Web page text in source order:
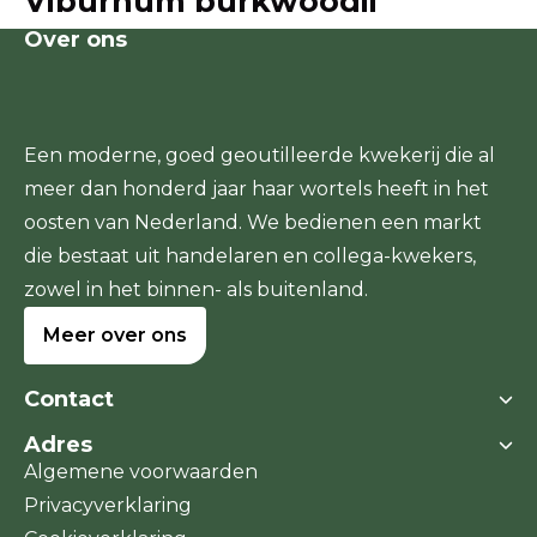
Over ons
Een moderne, goed geoutilleerde kwekerij die al
meer dan honderd jaar haar wortels heeft in het
oosten van Nederland. We bedienen een markt
die bestaat uit handelaren en collega-kwekers,
zowel in het binnen- als buitenland.
Meer over ons
Contact
Boomkwekerij Dedemsvaart
Stegerensallee 11a
Adres
Stegerensallee 11a
7701 PJ Dedemsvaart
Algemene voorwaarden
Privacyverklaring